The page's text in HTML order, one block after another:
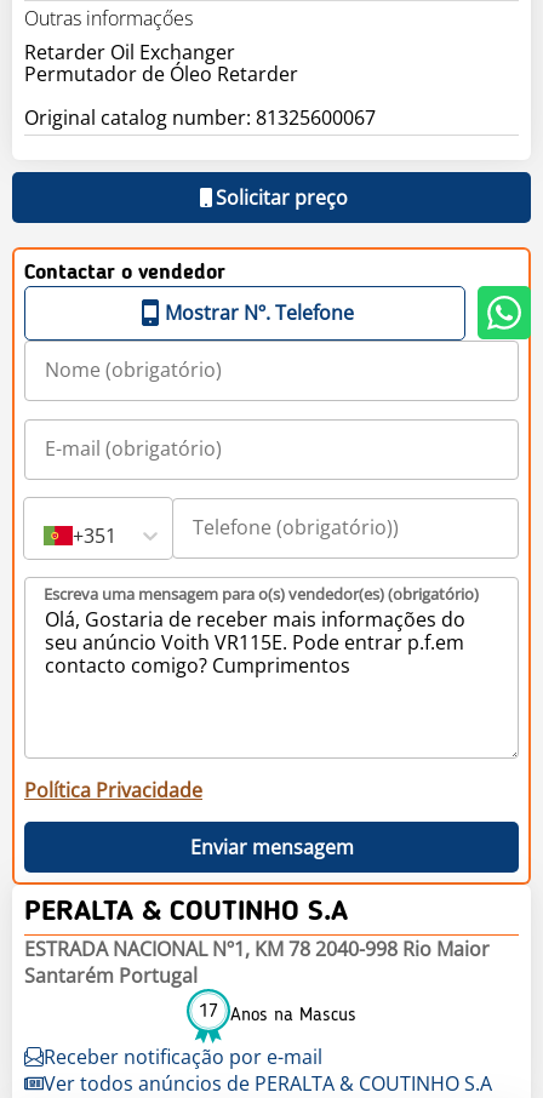
Outras informaçőes
Retarder Oil Exchanger
Permutador de Óleo Retarder
Original catalog number: 81325600067
Solicitar preço
Contactar o vendedor
Mostrar Nº. Telefone
+351
Escreva uma mensagem para o(s) vendedor(es) (obrigatório)
Política Privacidade
Enviar mensagem
PERALTA & COUTINHO S.A
ESTRADA NACIONAL Nº1, KM 78 2040-998 Rio Maior
Santarém Portugal
17 Anos na Mascus
Receber notificação por e-mail
Ver todos anúncios de PERALTA & COUTINHO S.A